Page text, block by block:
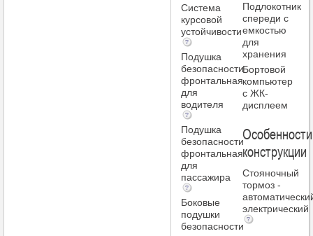
Система
курсовой
устойчивости
Подушка
безопасности
фронтальная
для
водителя
Подушка
безопасности
фронтальная
для
пассажира
Боковые
подушки
безопасности
Подлокотник
спереди с
емкостью
для
хранения
Бортовой
компьютер
с ЖК-
дисплеем
Особенности
конструкции
Стояночный
тормоз -
электрический